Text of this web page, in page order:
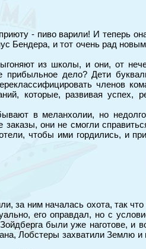
- пиво варили! И теперь
Бендера, и тот очень рад
из школы, и они, от
дело? Дети
членов
которые, развивая успех,
в меланхолии, но
они не смогли
чтобы ими гордились, и
за ним началась охота, так
его оправдал, но с
были уже наготове, и
Лобстеры захватили Землю и